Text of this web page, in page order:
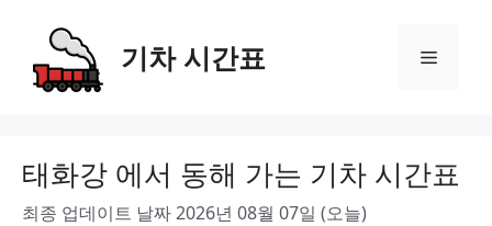
content
기차 시간표 Menu
태화강 에서 동해 가는 기차 시간표
최종 업데이트 날짜 2026년 08월 07일 (오늘)